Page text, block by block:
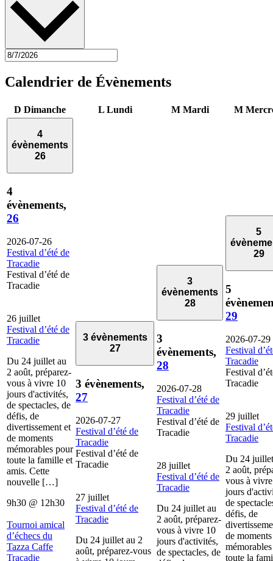
Calendrier de Évènements
D Dimanche L Lundi M Mardi M
4
évènements
26
4
évènements,
26
2026-07-26
Festival d’été de
Tracadie
Festival d’été de
Tracadie
26 juillet
Festival d’été de
Tracadie
Du 24 juillet au
2 août, préparez-
vous à vivre 10
jours d'activités,
de spectacles, de
défis, de
divertissement et
de moments
mémorables pour
toute la famille et
amis. Cette
nouvelle […]
9h30 @ 12h30
Tournoi amical
d’échecs du
Tazza Caffe
Tracadie
3 évènements
27
3 évènements,
27
2026-07-27
Festival d’été de
Tracadie
Festival d’été de
Tracadie
27 juillet
Festival d’été de
Tracadie
Du 24 juillet au 2
août, préparez-vous
3
évènements
28
3
évènements,
28
2026-07-28
Festival d’été de
Tracadie
Festival d’été de
Tracadie
28 juillet
Festival d’été de
Tracadie
Du 24 juillet au
2 août, préparez-
vous à vivre 10
jours d'activités,
de spectacles, de
5
29
5
29
2026-07-29
Festival
Tracadie
Festival
Tracadie
29 juillet
Festival
Tracadie
Du 24
2 août,
vous à
jours
de
défis, de
de moments
toute la